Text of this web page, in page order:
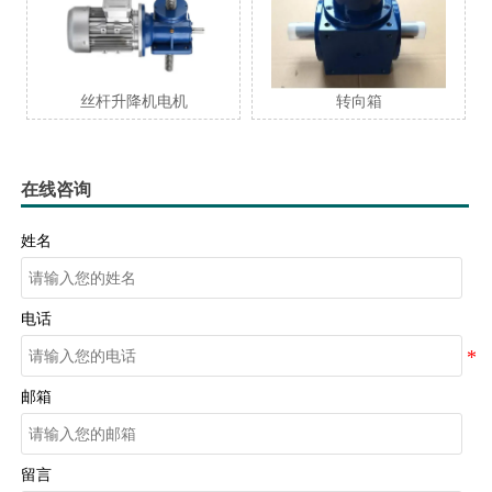
升降机电机 转向箱 螺旋伞齿
在线咨询
姓名
电话
邮箱
留言